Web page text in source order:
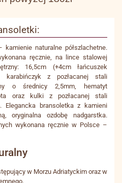
kamienie naturalne półszlachetne.
ręcznie, na lince stalowej
16,5cm (+4cm łańcuszek
karabińczyk z pozłacanej stali
o średnicy 2,5mm, hematyt
oraz kulki z pozłacanej stali
Elegancka bransoletka z kamieni
oryginalna ozdobę nadgarstka.
wykonana ręcznie w Polsce –
w Morzu Adriatyckim oraz w